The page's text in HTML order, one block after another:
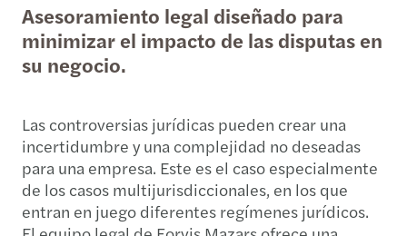
Asesoramiento legal diseñado para
minimizar el impacto de las disputas en
su negocio.
Las controversias jurídicas pueden crear una
incertidumbre y una complejidad no deseadas
para una empresa. Este es el caso especialmente
de los casos multijurisdiccionales, en los que
entran en juego diferentes regímenes jurídicos.